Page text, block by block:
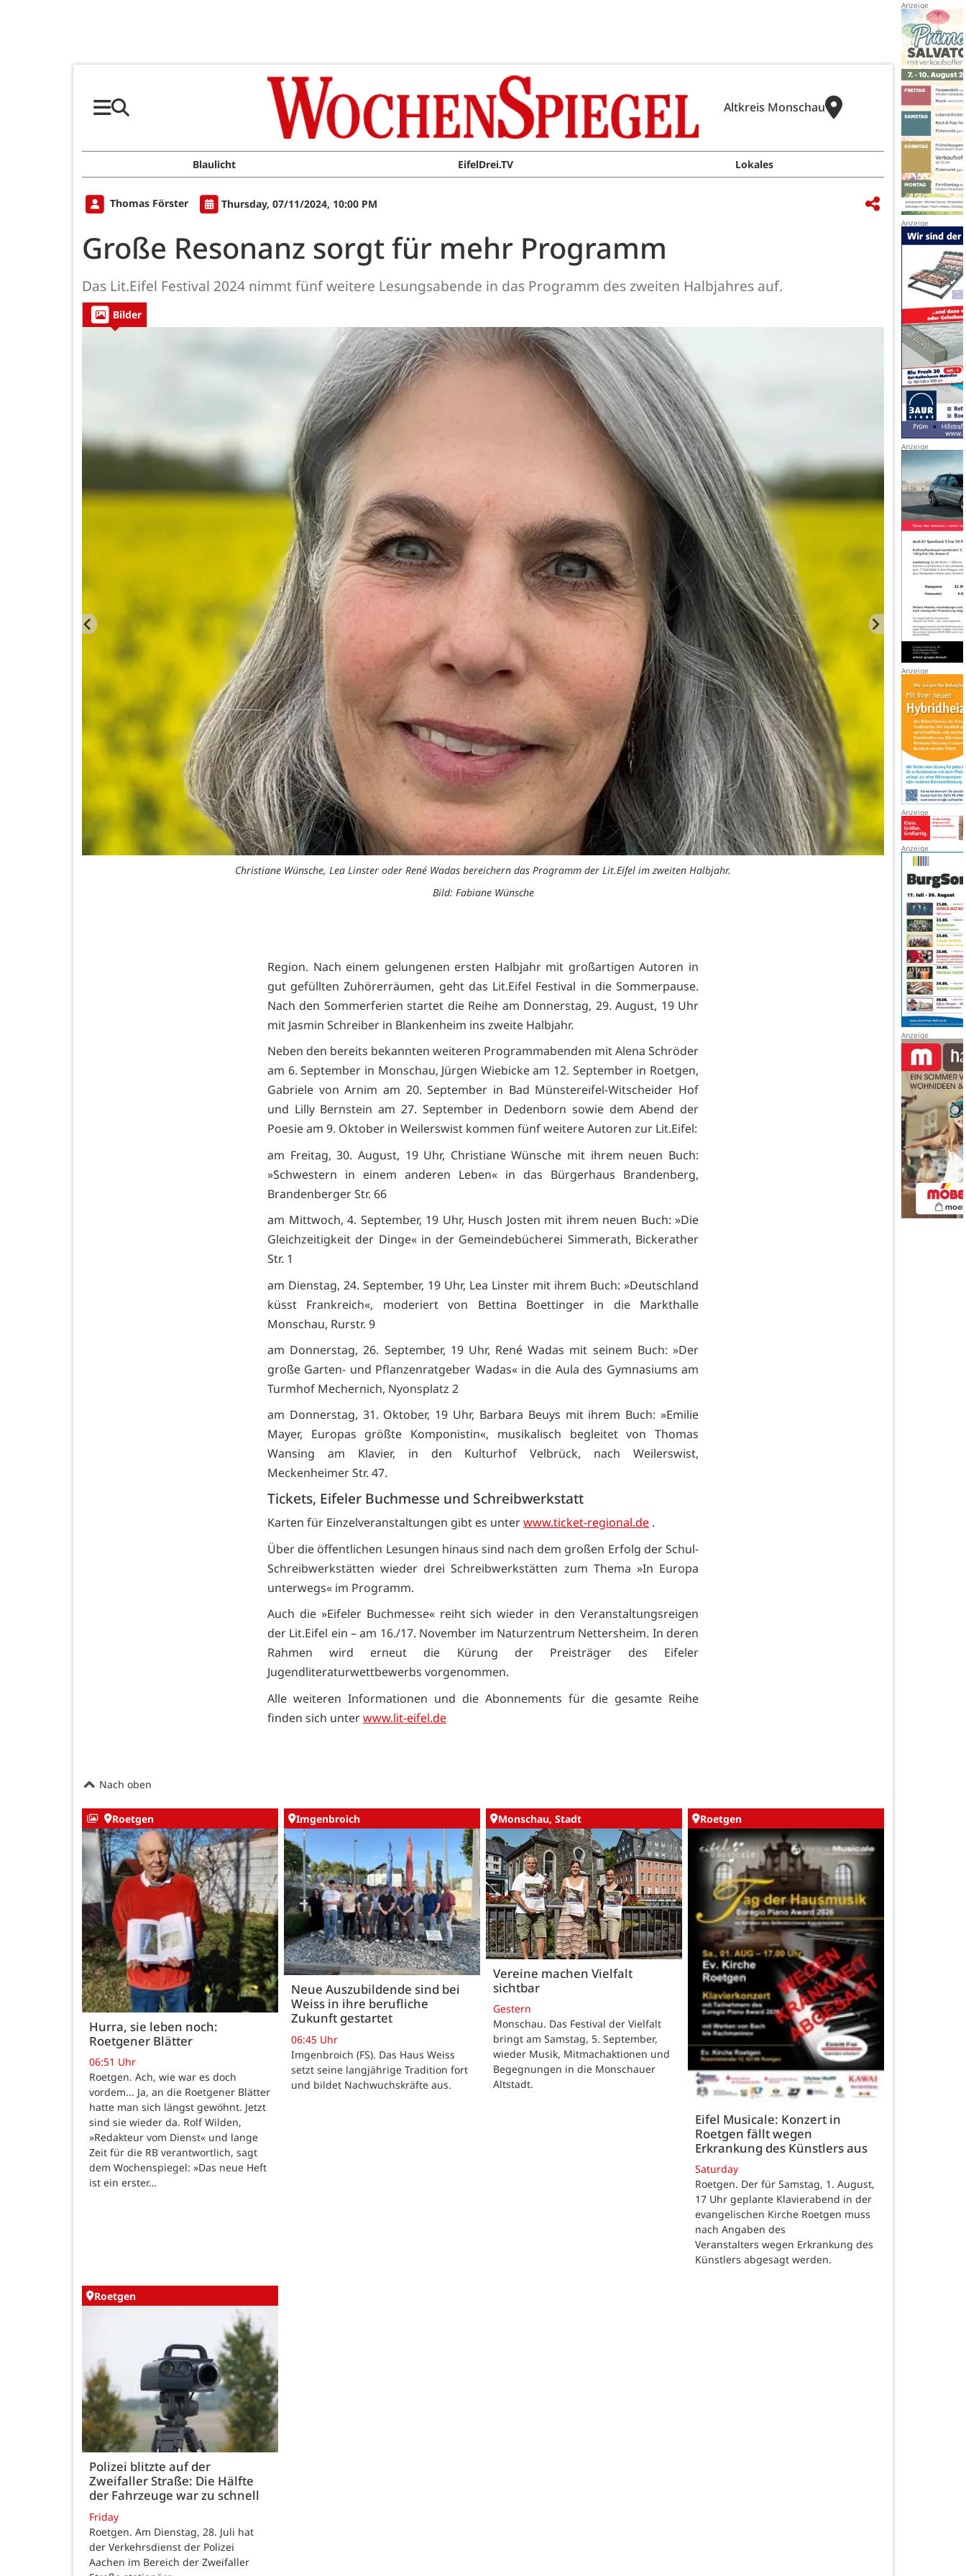
Altkreis Monschau
Blaulicht EifelDrei.TV Lokales
Thomas Förster Thursday, 07/11/2024, 10:00 PM
Große Resonanz sorgt für mehr Programm
Das Lit.Eifel Festival 2024 nimmt fünf weitere Lesungsabende in das Programm des zweiten Halbjahres auf.
Bilder
Christiane Wünsche, Lea Linster oder René Wadas bereichern das Programm der Lit.Eifel im zweiten Halbjahr.
Bild: Fabiane Wünsche
Region. Nach einem gelungenen ersten Halbjahr mit großartigen Autoren in
gut gefüllten Zuhörerräumen, geht das Lit.Eifel Festival in die Sommerpause.
Nach den Sommerferien startet die Reihe am Donnerstag, 29. August, 19 Uhr
mit Jasmin Schreiber in Blankenheim ins zweite Halbjahr.
Neben den bereits bekannten weiteren Programmabenden mit Alena Schröder
am 6. September in Monschau, Jürgen Wiebicke am 12. September in Roetgen,
Gabriele von Arnim am 20. September in Bad Münstereifel-Witscheider Hof
und Lilly Bernstein am 27. September in Dedenborn sowie dem Abend der
Poesie am 9. Oktober in Weilerswist kommen fünf weitere Autoren zur Lit.Eifel:
am Freitag, 30. August, 19 Uhr, Christiane Wünsche mit ihrem neuen Buch:
»Schwestern in einem anderen Leben« in das Bürgerhaus Brandenberg,
Brandenberger Str. 66
am Mittwoch, 4. September, 19 Uhr, Husch Josten mit ihrem neuen Buch: »Die
Gleichzeitigkeit der Dinge« in der Gemeindebücherei Simmerath, Bickerather
Str. 1
am Dienstag, 24. September, 19 Uhr, Lea Linster mit ihrem Buch: »Deutschland
küsst Frankreich«, moderiert von Bettina Boettinger in die Markthalle
Monschau, Rurstr. 9
am Donnerstag, 26. September, 19 Uhr, René Wadas mit seinem Buch: »Der
große Garten- und Pflanzenratgeber Wadas« in die Aula des Gymnasiums am
Turmhof Mechernich, Nyonsplatz 2
am Donnerstag, 31. Oktober, 19 Uhr, Barbara Beuys mit ihrem Buch: »Emilie
Mayer, Europas größte Komponistin«, musikalisch begleitet von Thomas
Wansing am Klavier, in den Kulturhof Velbrück, nach Weilerswist,
Meckenheimer Str. 47.
Tickets, Eifeler Buchmesse und Schreibwerkstatt
Karten für Einzelveranstaltungen gibt es unterwww.ticket-regional.de .
Über die öffentlichen Lesungen hinaus sind nach dem großen Erfolg der Schul-
Schreibwerkstätten wieder drei Schreibwerkstätten zum Thema »In Europa
unterwegs« im Programm.
Auch die »Eifeler Buchmesse« reiht sich wieder in den Veranstaltungsreigen
der Lit.Eifel ein – am 16./17. November im Naturzentrum Nettersheim. In deren
Rahmen wird erneut die Kürung der Preisträger des Eifeler
Jugendliteraturwettbewerbs vorgenommen.
Alle weiteren Informationen und die Abonnements für die gesamte Reihe
finden sich unterwww.lit-eifel.de
Nach oben
Roetgen
Hurra, sie leben noch:
Roetgener Blätter
06:51 Uhr
Roetgen. Ach, wie war es doch
vordem... Ja, an die Roetgener Blätter
hatte man sich längst gewöhnt. Jetzt
sind sie wieder da. Rolf Wilden,
»Redakteur vom Dienst« und lange
Zeit für die RB verantwortlich, sagt
dem Wochenspiegel: »Das neue Heft
ist ein erster…
Imgenbroich
Neue Auszubildende sind bei
Weiss in ihre berufliche
Zukunft gestartet
06:45 Uhr
Imgenbroich (FS). Das Haus Weiss
setzt seine langjährige Tradition fort
und bildet Nachwuchskräfte aus.
Monschau, Stadt
Vereine machen Vielfalt
sichtbar
Gestern
Monschau. Das Festival der Vielfalt
bringt am Samstag, 5. September,
wieder Musik, Mitmachaktionen und
Begegnungen in die Monschauer
Altstadt.
Roetgen
Eifel Musicale: Konzert in
Roetgen fällt wegen
Erkrankung des Künstlers aus
Saturday
Roetgen. Der für Samstag, 1. August,
17 Uhr geplante Klavierabend in der
evangelischen Kirche Roetgen muss
nach Angaben des
Veranstalters wegen Erkrankung des
Künstlers abgesagt werden.
Roetgen
Polizei blitzte auf der
Zweifaller Straße: Die Hälfte
der Fahrzeuge war zu schnell
Friday
Roetgen. Am Dienstag, 28. Juli hat
der Verkehrsdienst der Polizei
Aachen im Bereich der Zweifaller